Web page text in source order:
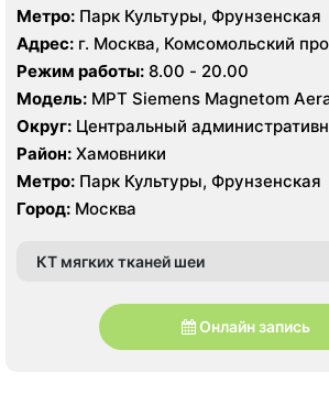
Метро: Парк Культуры, Фрунзенская
Адрес: г. Москва, Комсомольский
Режим работы: 8.00 - 20.00
Модель: МРТ Siemens Magnetom
SIEMENS Healthineers 64 среза, УЗИ
Philips Affiniti 70
Округ: Центральный
Район: Хамовники
Метро: Парк Культуры, Фрунзенская
Город: Москва
КТ мягких тканей шеи
Онлайн запись